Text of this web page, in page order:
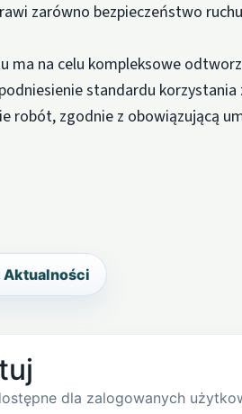
zarówno bezpieczeństwo
ma na celu kompleksowe
standardu
robót, zgodnie z obowiązującą
Aktualności
dla zalogowanych